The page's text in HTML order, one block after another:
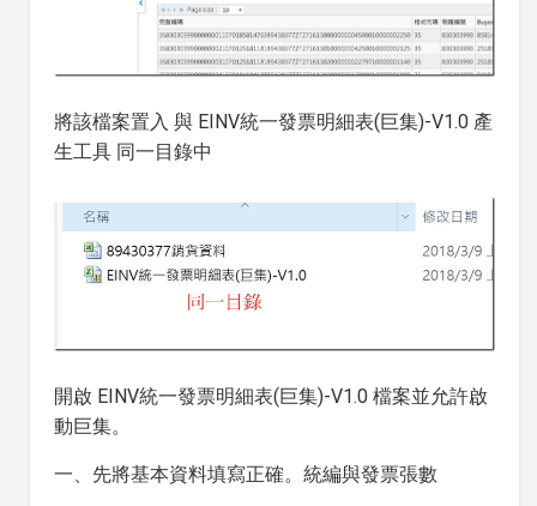
將該檔案置入 與 EINV統一發票明細表(巨集)-V1.0 產
生工具 同一目錄中
開啟 EINV統一發票明細表(巨集)-V1.0 檔案並允許啟
動巨集。
一、先將基本資料填寫正確。統編與發票張數